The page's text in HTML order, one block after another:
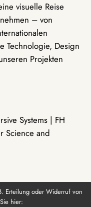
visuelle Reise
– von
Technologie, Design
Projekten
Systems | FH
Science and
Erteilung oder Widerruf von
hier: